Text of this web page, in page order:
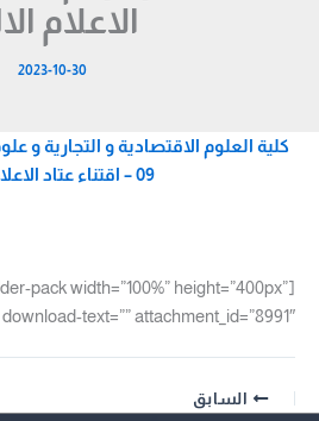
الاعلام
2023-10-30
كلية العلوم الاقتصادية و التجارية و
09 – اقتناء عتاد الاعلام الالي
pack width=”100%” height=”400px”
text=”” attachment_id=”8991″ /]
السابق